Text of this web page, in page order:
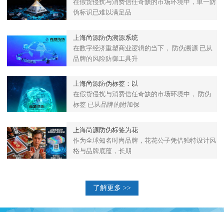
在假货侵扰与消费信任奇缺的市场环境中，单一防
伪标识已难以满足品
上海尚源防伪溯源系统
在数字经济重塑商业逻辑的当下， 防伪溯源 已从
品牌的风险防御工具升
上海尚源防伪标签：以
在假货侵扰与消费信任奇缺的市场环境中， 防伪
标签 已从品牌的附加保
上海尚源防伪标签为花
作为全球知名时尚品牌，花花公子凭借独特设计风
格与品牌底蕴，长期
了解更多 >>